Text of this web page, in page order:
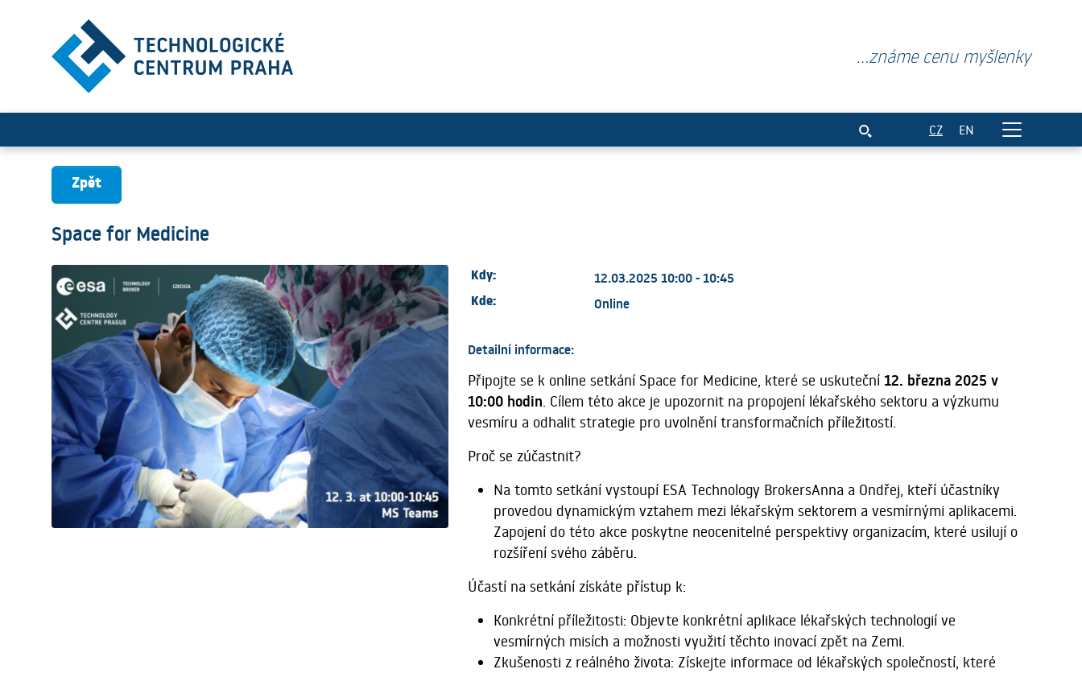
Space for Medicine
...známe cenu myšlenky
CZ EN
Zpět
Space for Medicine
Kdy: 12.03.2025 10:00 - 10:45
Kde: Online
Detailní informace:
Připojte se k online setkání Space for Medicine, které se uskuteční 12. března 2025 v
10:00 hodin. Cílem této akce je upozornit na propojení lékařského sektoru a výzkumu
vesmíru a odhalit strategie pro uvolnění transformačních příležitostí.
Proč se zúčastnit?
Na tomto setkání vystoupí ESA Technology BrokersAnna a Ondřej, kteří účastníky
provedou dynamickým vztahem mezi lékařským sektorem a vesmírnými aplikacemi.
Zapojení do této akce poskytne neocenitelné perspektivy organizacím, které usilují o
rozšíření svého záběru.
Účastí na setkání získáte přístup k:
Konkrétní příležitosti: Objevte konkrétní aplikace lékařských technologií ve
vesmírných misích a možnosti využití těchto inovací zpět na Zemi.
Zkušenosti z reálného života: Získejte informace od lékařských společností, které